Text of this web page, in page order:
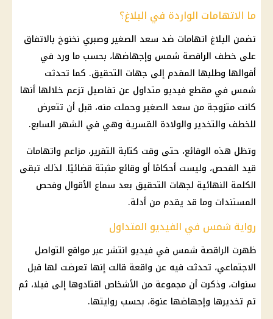
ما الاتهامات الواردة في البلاغ؟
تضمن البلاغ اتهامات ضد سعد الصغير وصبري نخنوخ بالاتفاق
على خطف الراقصة شمس وإجهاضها، بحسب ما ورد في
أقوالها وطلبها المقدم إلى جهات التحقيق. كما تحدثت
شمس في مقطع فيديو متداول عن تفاصيل تزعم خلالها أنها
كانت متزوجة من سعد الصغير وحملت منه، قبل أن تتعرض
للخطف والتخدير والولادة القسرية وهي في الشهر السابع.
وتظل هذه الوقائع، حتى وقت كتابة التقرير، مزاعم واتهامات
قيد الفحص، وليست أحكامًا أو وقائع مثبتة قضائيًا. لذلك تبقى
الكلمة النهائية لجهات التحقيق بعد سماع الأقوال وفحص
المستندات وما قد يقدم من أدلة.
رواية شمس في الفيديو المتداول
ظهرت الراقصة شمس في فيديو انتشر عبر مواقع التواصل
الاجتماعي، تحدثت فيه عن واقعة قالت إنها تعرضت لها قبل
سنوات، وذكرت أن مجموعة من الأشخاص اقتادوها إلى فيلا، ثم
تم تخديرها وإجهاضها عنوة، بحسب روايتها.